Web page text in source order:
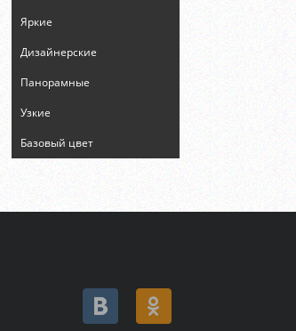
Яркие
Дизайнерские
Панорамные
Узкие
Базовый цвет